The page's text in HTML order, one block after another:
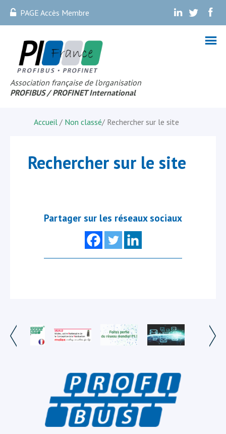
PAGE Accès Membre . . .
Association française de l’organisation
PROFIBUS / PROFINET International
Accueil / Non classé/ Rechercher sur le site
Rechercher sur le site
Partager sur les réseaux sociaux